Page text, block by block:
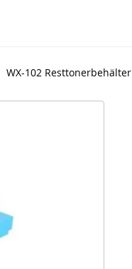
WX-102 Resttonerbehälter